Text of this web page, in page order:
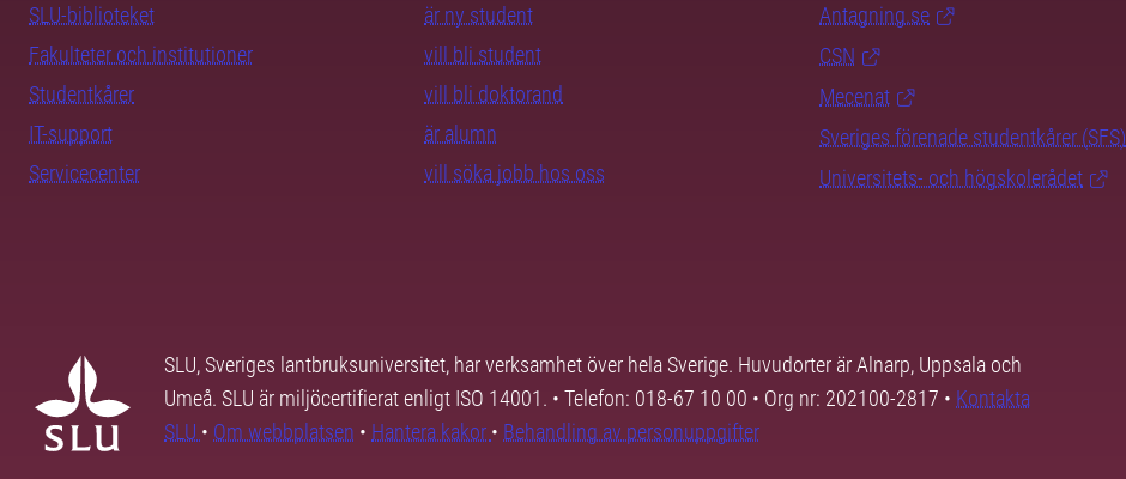
SLU-biblioteket
Fakulteter och institutioner
Studentkårer
IT-support
Servicecenter
är ny student
vill bli student
vill bli doktorand
är alumn
vill söka jobb hos oss
Antagning.se
CSN
Mecenat
Sveriges förenade studentkårer (SFS)
Universitets- och högskolerådet
SLU, Sveriges lantbruksuniversitet, har verksamhet över hela Sverige. Huvudorter är Alnarp, Uppsala och
Umeå. SLU är miljöcertifierat enligt ISO 14001. • Telefon: 018-67 10 00 • Org nr: 202100-2817 • Kontakta
SLU • Om webbplatsen • Hantera kakor • Behandling av personuppgifter